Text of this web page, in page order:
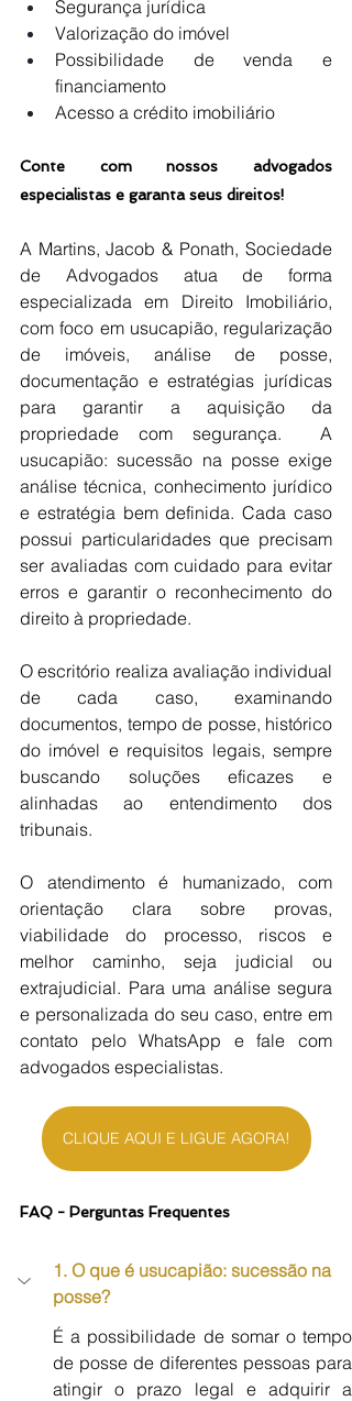
Segurança jurídica
Valorização do imóvel
Possibilidade de venda e
financiamento
Acesso a crédito imobiliário
Conte com nossos advogados
especialistas e garanta seus direitos!
A Martins, Jacob & Ponath, Sociedade
de Advogados atua de forma
especializada em Direito Imobiliário,
com foco em usucapião, regularização
de imóveis, análise de posse,
documentação e estratégias jurídicas
para garantir a aquisição da
propriedade com segurança.  A
usucapião: sucessão na posse exige
análise técnica, conhecimento jurídico
e estratégia bem definida. Cada caso
possui particularidades que precisam
ser avaliadas com cuidado para evitar
erros e garantir o reconhecimento do
direito à propriedade.
O escritório realiza avaliação individual
de cada caso, examinando
documentos, tempo de posse, histórico
do imóvel e requisitos legais, sempre
buscando soluções eficazes e
alinhadas ao entendimento dos
tribunais.
O atendimento é humanizado, com
orientação clara sobre provas,
viabilidade do processo, riscos e
melhor caminho, seja judicial ou
extrajudicial. Para uma análise segura
e personalizada do seu caso, entre em
contato pelo WhatsApp e fale com
advogados especialistas.
CLIQUE AQUI E LIGUE AGORA!
FAQ - Perguntas Frequentes
1. O que é usucapião: sucessão na
posse?
É a possibilidade de somar o tempo
de posse de diferentes pessoas para
atingir o prazo legal e adquirir a